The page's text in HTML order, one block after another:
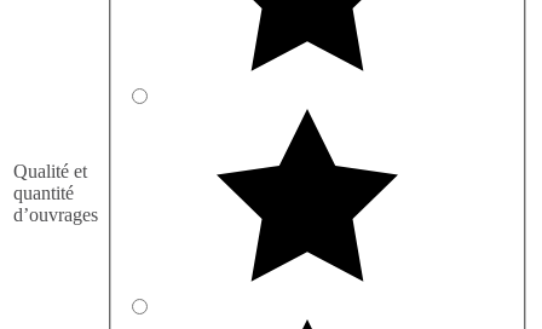
Qualité et
quantité
d’ouvrages